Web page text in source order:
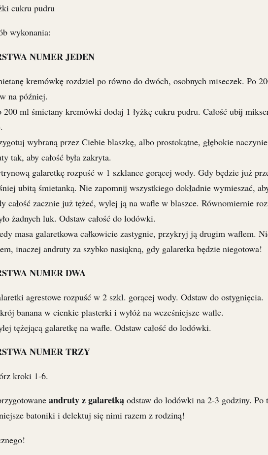
cukru pudru
wykonania:
NUMER JEDEN
kremówkę rozdziel po równo do dwóch, osobnych miseczek. Po
na później.
200 ml śmietany kremówki dodaj 1 łyżkę cukru pudru. Całość ubij
wybraną przez Ciebie blaszkę, albo prostokątne, głębokie
tak, aby całość była zakryta.
galaretkę rozpuść w 1 szklance gorącej wody. Gdy będzie już
ubitą śmietanką. Nie zapomnij wszystkiego dokładnie wymieszać,
całość zacznie już tężeć, wylej ją na wafle w blaszce. Równomiernie
żadnych luk. Odstaw całość do lodówki.
masa galaretkowa całkowicie zastygnie, przykryj ją drugim waflem.
inaczej andruty za szybko nasiąkną, gdy galaretka będzie niegotowa!
NUMER DWA
agrestowe rozpuść w 2 szkl. gorącej wody. Odstaw do ostygnięcia.
banana w cienkie plasterki i wyłóż na wcześniejsze wafle.
tężejącą galaretkę na wafle. Odstaw całość do lodówki.
NUMER TRZY
kroki 1-6.
andruty z galaretkąodstaw do lodówki na 2-3 godziny. Po
batoniki i delektuj się nimi razem z rodziną!